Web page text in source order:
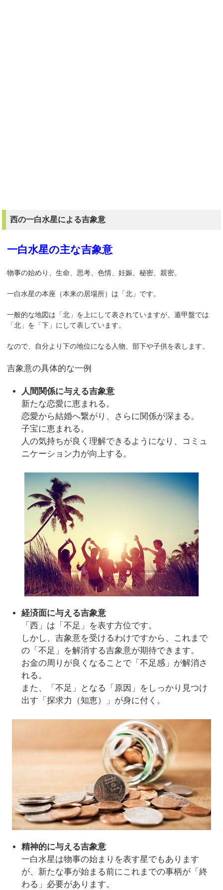
西の一白水星による吉象意
一白水星の主な吉象意
物事の始めり、生命、思考、色情、妊娠、秘密、親密。
一白水星の本座（本来の居場所）は「北」です。
一般的な地図は「北」を上にして表されていますが、遁甲盤では
「北」を「下」にして表しています。
なので、自分より下の地位になる人物、部下や子供を表します。
吉象意の具体的な一例
人間関係に与える吉象意
新たな恋愛に恵まれる。
恋愛から結婚へ繋がり、さらに関係が深まる。
子宝に恵まれる。
人の気持ちが良く理解できるようになり、コミュ
ニケーション力が向上する。
経済面に与える吉象意
「西」は「不足」を表す方位です。
しかし、吉象意を受けるわけですから、これまで
の「不足」を解消する吉象意が期待できます。
お金の周りが良くなることで「不足感」が解消さ
れる。
また、「不足」となる「原因」をしっかり見つけ
出す「探求力（知恵）」が身に付く。
精神的に与える吉象意
一白水星は物事の始まりを表す星でもあります
が、新たな事が始まる前にこれまでの事柄が「終
わる」必要があります。